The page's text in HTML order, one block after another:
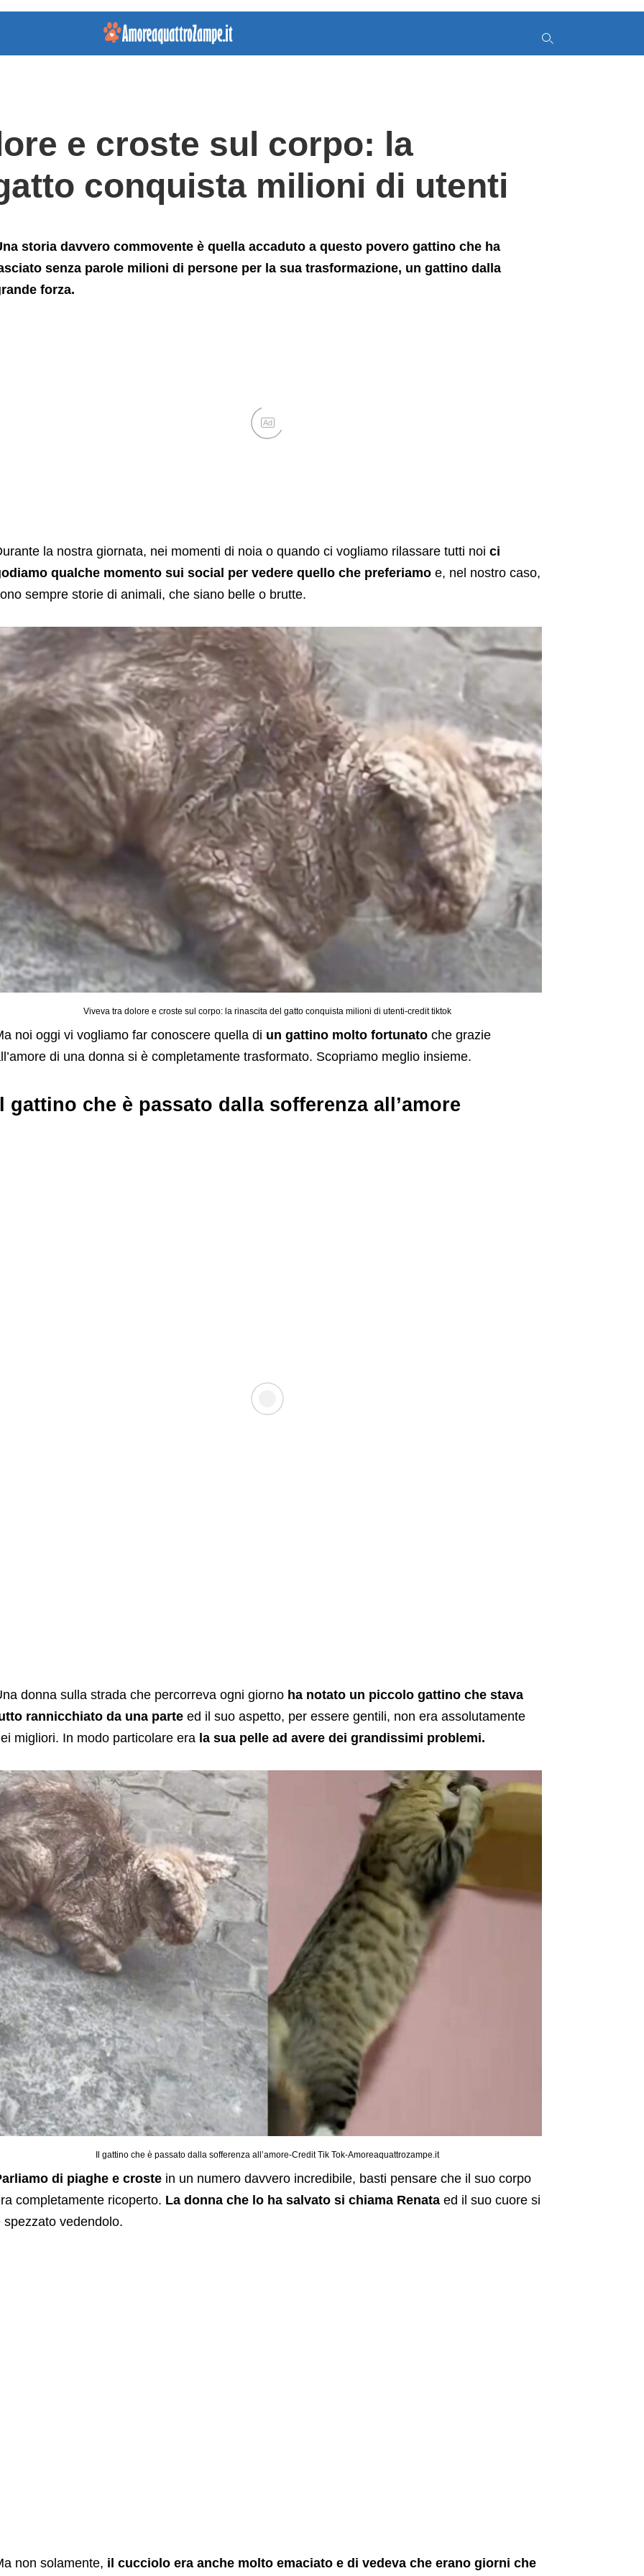
e croste sul corpo: la
conquista milioni di utenti
storia davvero commovente è quella accaduto a questo povero gattino che ha
senza parole milioni di persone per la sua trasformazione, un gattino dalla
forza.
Ad
la nostra giornata, nei momenti di noia o quando ci vogliamo rilassare tutti noi ci
qualche momento sui social per vedere quello che preferiamoe, nel nostro caso,
sempre storie di animali, che siano belle o brutte.
Viveva tra dolore e croste sul corpo: la rinascita del gatto conquista milioni di utenti-credit tiktok
noi oggi vi vogliamo far conoscere quella di un gattino molto fortunatoche grazie
di una donna si è completamente trasformato. Scopriamo meglio insieme.
gattino che è passato dalla sofferenza all’amore
donna sulla strada che percorreva ogni giornoha notato un piccolo gattino che stava
rannicchiato da una parteed il suo aspetto, per essere gentili, non era assolutamente
migliori. In modo particolare erala sua pelle ad avere dei grandissimi problemi.
Il gattino che è passato dalla sofferenza all’amore-Credit Tik Tok-Amoreaquattrozampe.it
di piaghe e crostein un numero davvero incredibile, basti pensare che il suo corpo
completamente ricoperto. La donna che lo ha salvato si chiama Renataed il suo cuore si
spezzato vedendolo.
non solamente, il cucciolo era anche molto emaciato e di vedeva che erano giorni che